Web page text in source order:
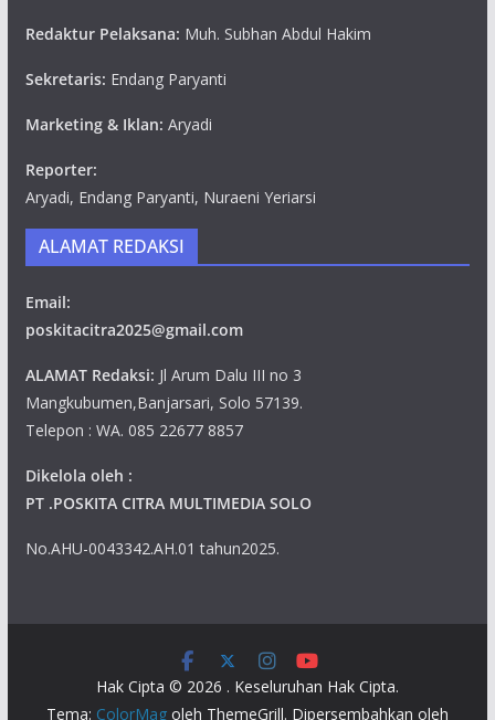
Redaktur Pelaksana: Muh. Subhan Abdul Hakim
Sekretaris: Endang Paryanti
Marketing & Iklan: Aryadi
Reporter:
Aryadi, Endang Paryanti, Nuraeni Yeriarsi
ALAMAT REDAKSI
Email:
poskitacitra2025@gmail.com
ALAMAT Redaksi: Jl Arum Dalu III no 3
Mangkubumen,Banjarsari, Solo 57139.
Telepon : WA. 085 22677 8857
Dikelola oleh :
PT .POSKITA CITRA MULTIMEDIA SOLO
No.AHU-0043342.AH.01 tahun2025.
Hak Cipta © 2026 . Keseluruhan Hak Cipta.
Tema: ColorMagoleh ThemeGrill. Dipersembahkan oleh